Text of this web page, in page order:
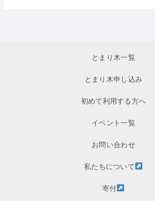
とまり木一覧
とまり木申し込み
初めて利用する方へ
イベント一覧
お問い合わせ
私たちについて
寄付